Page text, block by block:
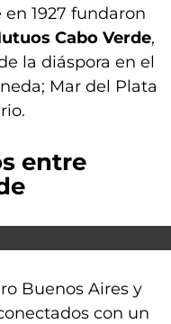
1927 fundaron
Cabo Verde,
la diáspora en el
Mar del Plata
entre
Buenos Aires y
con un